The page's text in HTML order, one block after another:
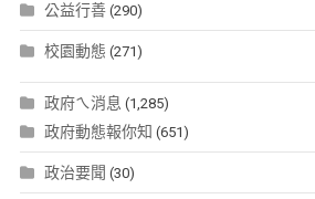
公益行善(290)
校園動態 (271)
政府ㄟ消息 (1,285)
政府動態報你知 (651)
政治要聞 (30)